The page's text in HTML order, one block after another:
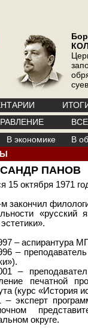
В экономике
В
ПАНОВ
15 октября 1971
м закончил
«русский
– аспирантура
–
–
печатной
(курс «История
– эксперт
округе.